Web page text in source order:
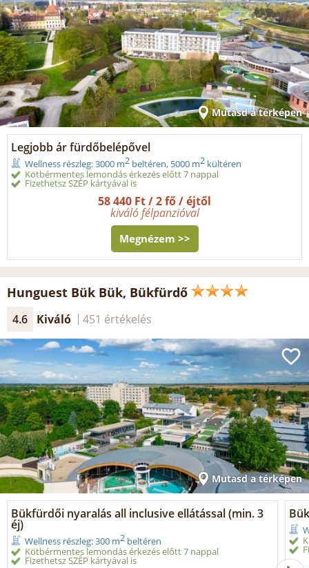
Mutasd a térképen
Legjobb ár fürdőbelépővel
Wellness részleg: 3000 m2 beltéren, 5000 m2 kültéren
Kötbérmentes lemondás érkezés előtt 7 nappal
Fizethetsz SZÉP kártyával is
58 440 Ft / 2 fő / éjtől
kiváló félpanzióval
Megnézem >>
Hunguest Bük Bük, Bükfürdő
4.6 Kiváló 451 értékelés
Mutasd a térképen
Bükfürdői nyaralás all inclusive ellátással (min. 3
éj)
Wellness részleg: 300 m2 beltéren
Kötbérmentes lemondás érkezés előtt 7 nappal
Fizethetsz SZÉP kártyával is